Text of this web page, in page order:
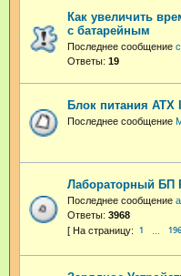
Как увеличить
с батарейным
Последнее сообщение
Ответы: 19
Блок питания ATX
Последнее сообщение
Лабораторный БП
Последнее сообщение
Ответы: 3968
1 196